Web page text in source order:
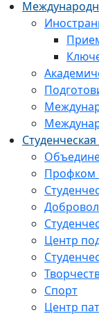
Профком
Центр
Спорт
Центр